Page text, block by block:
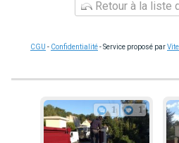
Retour à la liste
CGU - Confidentialité- Service proposé par
1 1